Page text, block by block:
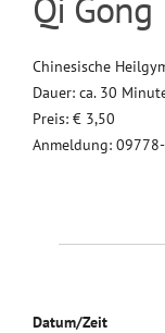
Chinesische
Dauer: ca. 30
Preis: € 3,50
Anmeldung:
Datum/Zeit